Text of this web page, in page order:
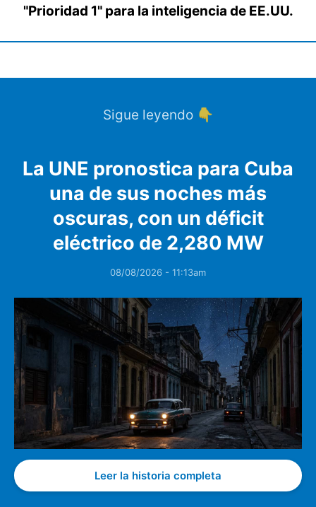
"Prioridad 1" para la inteligencia de EE.UU.
Sigue leyendo 👇